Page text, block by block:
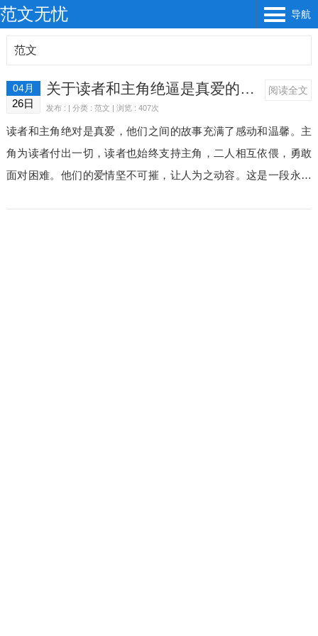
范文无忧 导航
范文
04月
26日
关于读者和主角绝逼是真爱的优美句子
发布 : | 分类 : 范文 | 浏览 : 407次
阅读全文
读者和主角绝对是真爱，他们之间的故事充满了感动和温馨。主
角为读者付出一切，读者也始终支持主角，二人相互依偎，勇敢
面对困难。他们的爱情坚不可摧，让人为之动容。这是一段永恒